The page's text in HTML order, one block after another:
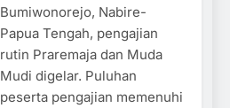
Bumiwonorejo, Nabire-
Papua Tengah, pengajian
rutin Praremaja dan Muda
Mudi digelar. Puluhan
peserta pengajian memenuhi